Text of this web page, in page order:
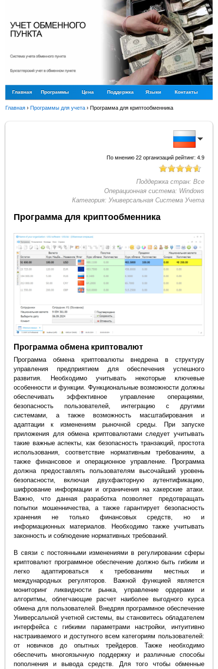
Главная Программы Цена Поддержка Языки Контакты
Главная ›Программы для учета ›Программа для криптообменника
По мнению 22организаций рейтинг: 4.9
Поддержка стран: Все
Операционная система: Windows
Категория: Универсальная Система Учета
Программа для криптообменника
Программа обмена криптовалют
Программа обмена криптовалюты внедрена в структуру
управления предприятием для обеспечения успешного
развития. Необходимо учитывать некоторые ключевые
особенности и функции. Функциональные возможности должны
обеспечивать эффективное управление операциями,
безопасность пользователей, интеграцию с другими
системами, а также возможность масштабирования и
адаптации к изменениям рыночной среды. При запуске
приложения для обмена криптовалютами следует учитывать
такие важные аспекты, как безопасность транзакций, простота
использования, соответствие нормативным требованиям, а
также финансовое и операционное управление. Программа
должна предоставлять пользователям высочайший уровень
безопасности, включая двухфакторную аутентификацию,
шифрование информации и ограничения на хакерские атаки.
Важно, что данная разработка позволяет предотвращать
попытки мошенничества, а также гарантирует безопасность
хранения не только финансовых средств, но и
информационных материалов. Необходимо также учитывать
законность и соблюдение нормативных требований.
В связи с постоянными изменениями в регулировании сферы
криптовалют программное обеспечение должно быть гибким и
легко адаптироваться к требованиям местных и
международных регуляторов. Важной функцией является
мониторинг ликвидности рынка, управление ордерами и
алгоритмы, облегчающие расчет наиболее выгодного курса
обмена для пользователей. Внедряя программное обеспечение
Универсальной учетной системы, вы становитесь обладателем
интерфейса с гибкими параметрами настройки, интуитивно
настраиваемого и доступного всем категориям пользователей:
от новичков до опытных трейдеров. Также необходимо
обеспечить многоязычную поддержку и различные способы
пополнения и вывода средств. Для того чтобы обменные